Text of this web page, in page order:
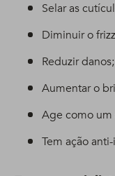
Selar as
Diminuir o
Reduzir danos;
Aumentar o
Age como
Tem ação